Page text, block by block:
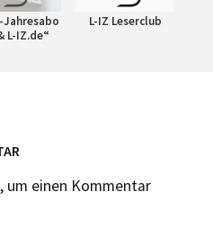
L-IZ.de“
L-IZ Leserclub
um einen Kommentar